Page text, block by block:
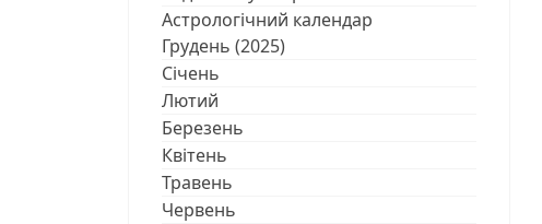
Астрологічний календар
Грудень (2025)
Січень
Лютий
Березень
Квітень
Травень
Червень